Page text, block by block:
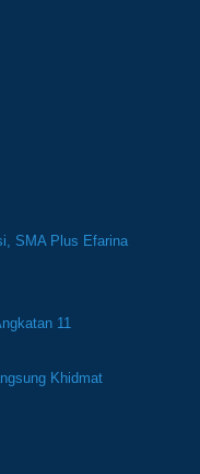
SMA Plus Efarina
11
Khidmat